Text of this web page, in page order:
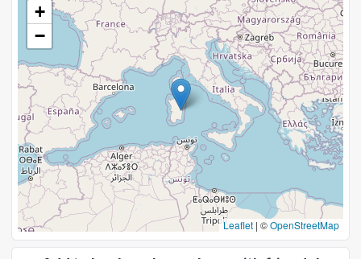
+
−
Leaflet | ©OpenStreetMap